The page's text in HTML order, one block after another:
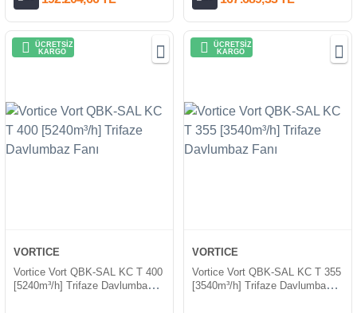
ÜCRETSİZ
KARGO
VORTICE
Vortice Vort QBK-SAL KC T 400
[5240m³/h] Trifaze Davlumbaz
ÜCRETSİZ
KARGO
VORTICE
Vortice Vort QBK-SAL KC T 355
[3540m³/h] Trifaze Davlumbaz